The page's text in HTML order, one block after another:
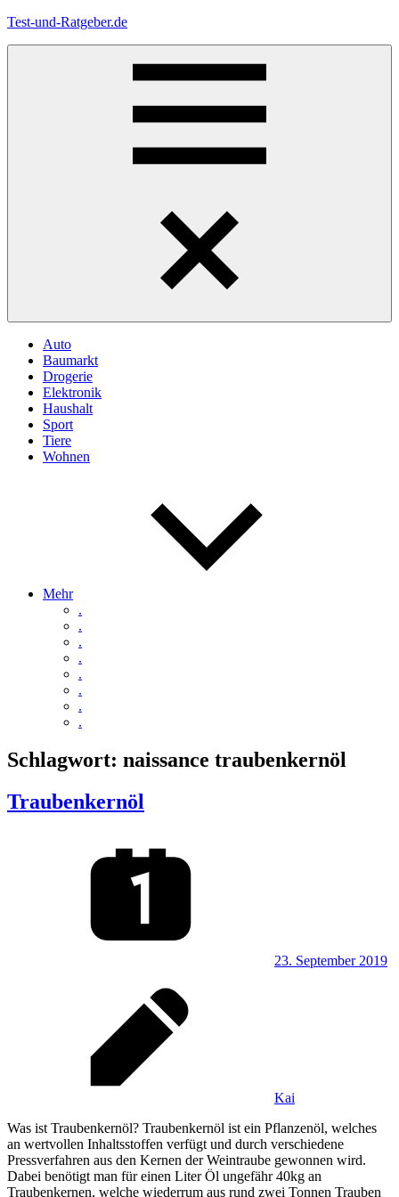
Zum
Test-und-Ratgeber.de
Auto
Baumarkt
Drogerie
Elektronik
Haushalt
Sport
Tiere
Wohnen
Mehr
.
.
.
.
.
.
.
.
Schlagwort: naissance traubenkernöl
Traubenkernöl
23. September 2019
Kai
Was ist Traubenkernöl? Traubenkernöl ist ein Pflanzenöl, welches
an wertvollen Inhaltsstoffen verfügt und durch verschiedene
Pressverfahren aus den Kernen der Weintraube gewonnen wird.
Dabei benötigt man für einen Liter Öl ungefähr 40kg an
Traubenkernen, welche wiederrum aus rund zwei Tonnen Trauben